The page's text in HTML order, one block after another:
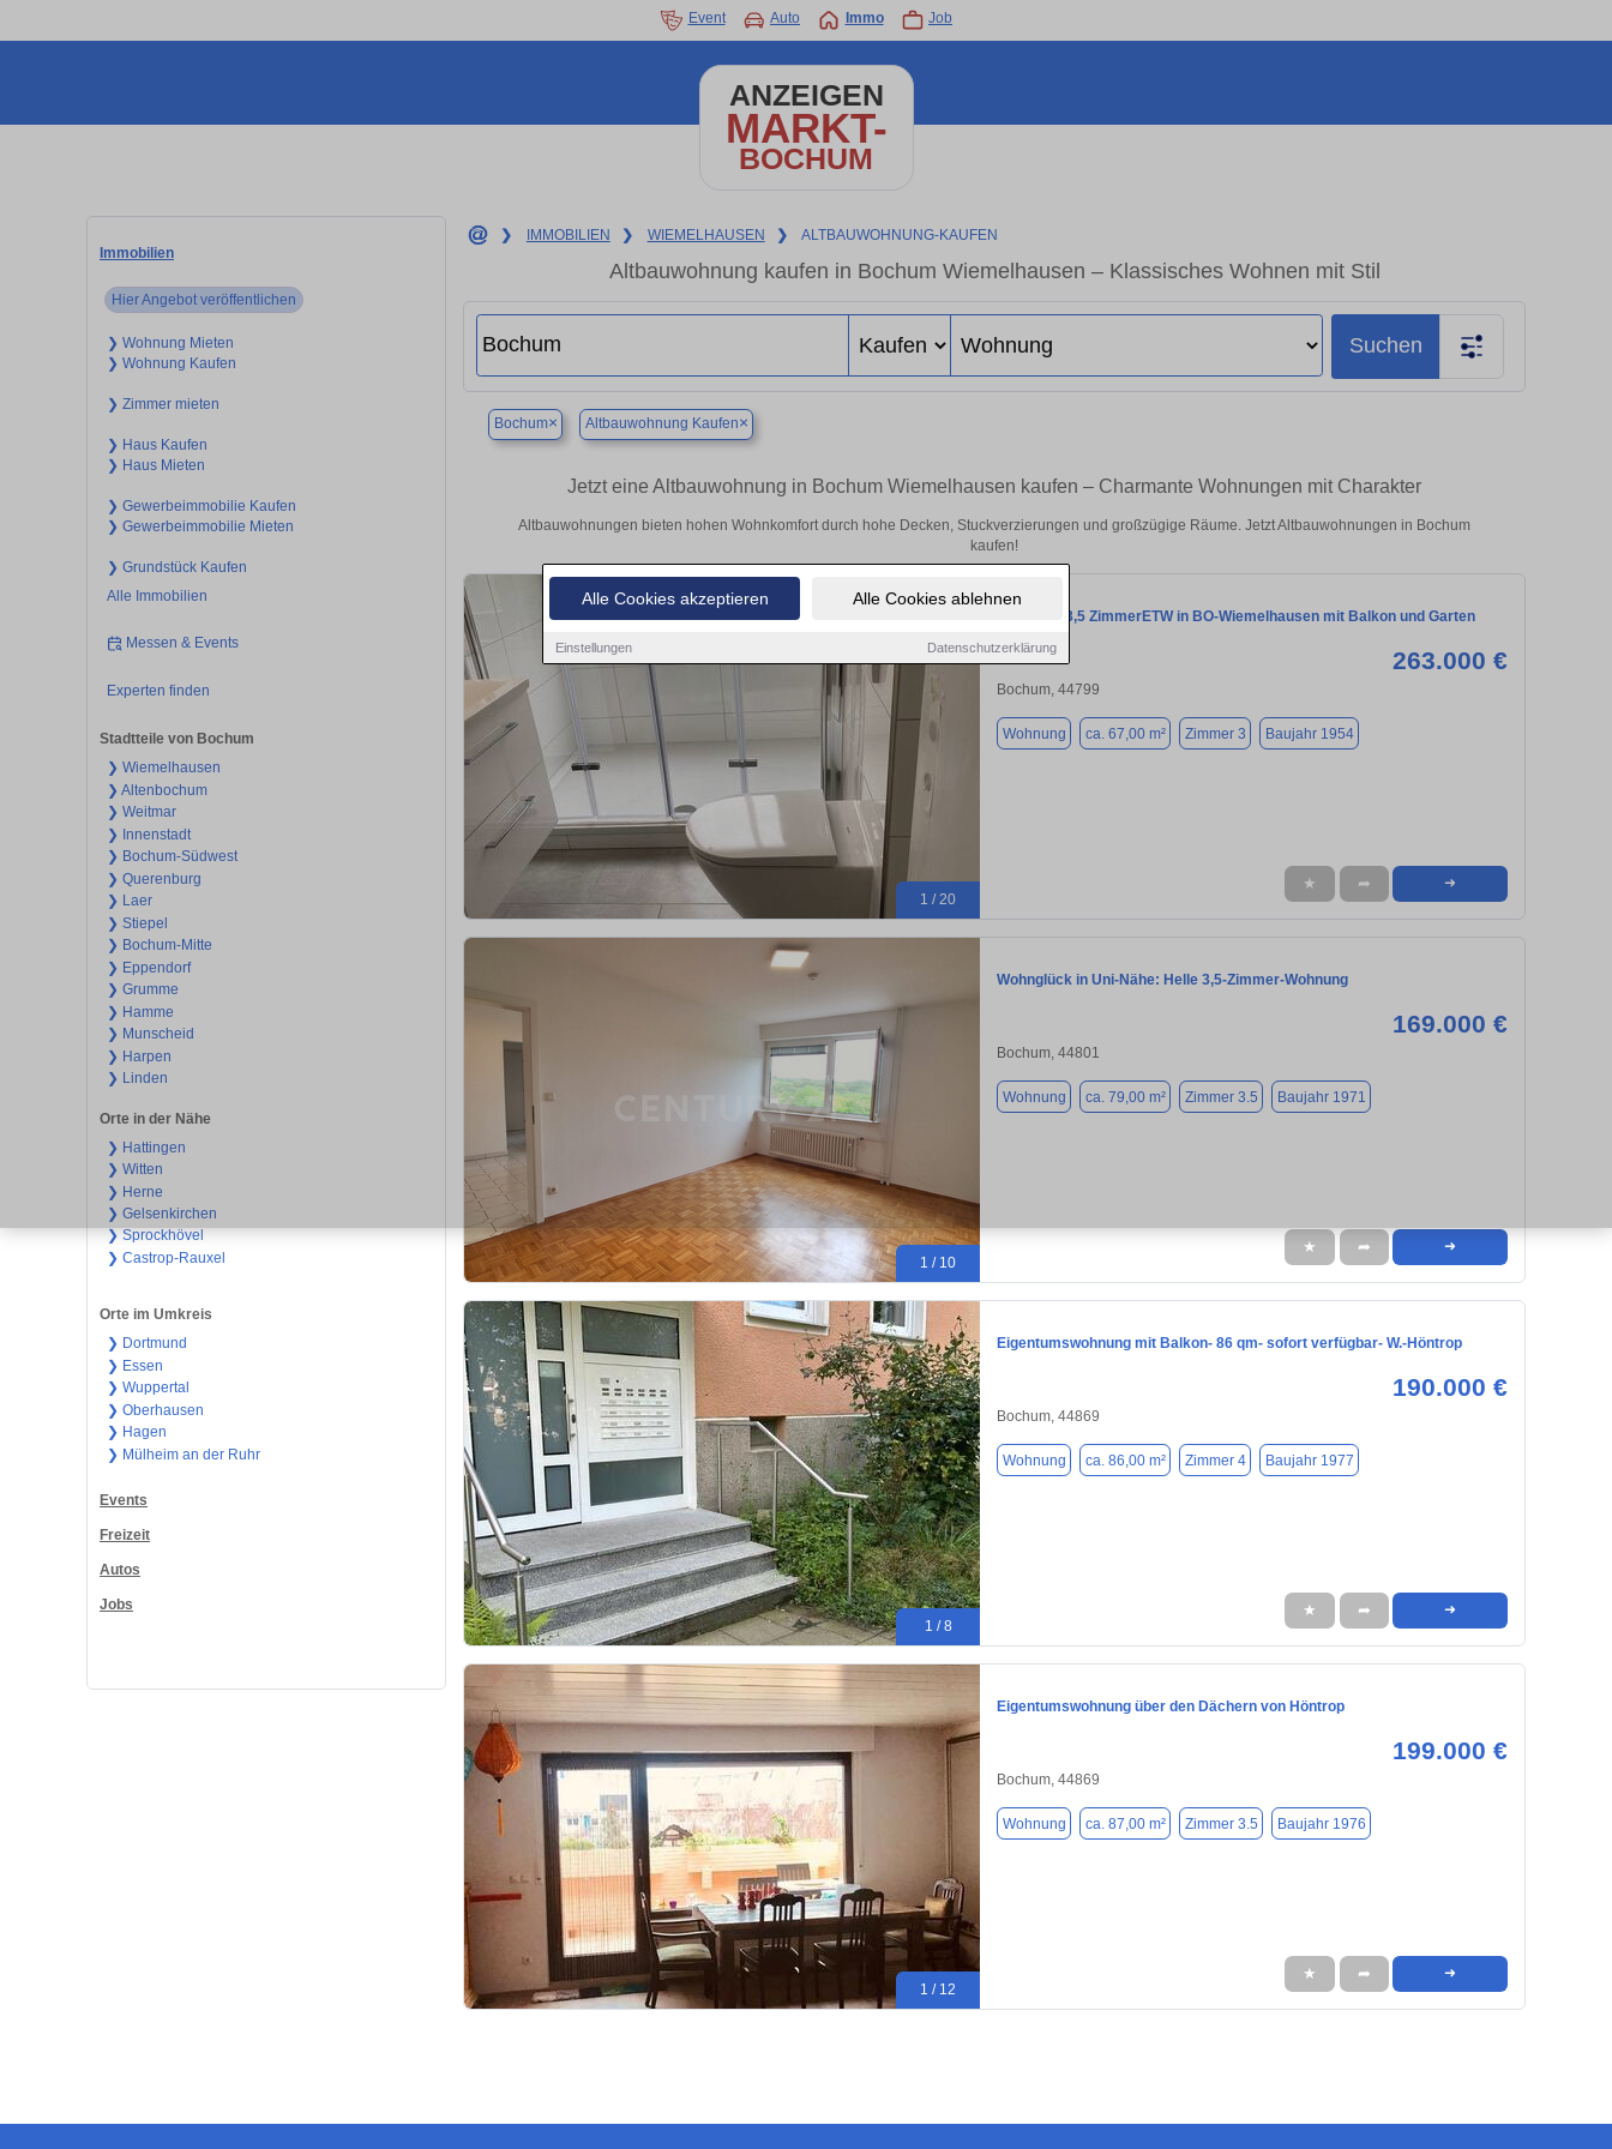
Alle Cookies akzeptieren Alle Cookies ablehnen
Einstellungen Datenschutzerklärung
Event Auto Immo Job
ANZEIGEN
MARKT-
BOCHUM
Immobilien
Hier Angebot veröffentlichen
❯ Wohnung Mieten
❯ Wohnung Kaufen
❯ Zimmer mieten
❯ Haus Kaufen
❯ Haus Mieten
❯ Gewerbeimmobilie Kaufen
❯ Gewerbeimmobilie Mieten
❯ Grundstück Kaufen
Alle Immobilien
Messen & Events
Experten finden
Stadtteile von Bochum
❯ Wiemelhausen
❯ Altenbochum
❯ Weitmar
❯ Innenstadt
❯ Bochum-Südwest
❯ Querenburg
❯ Laer
❯ Stiepel
❯ Bochum-Mitte
❯ Eppendorf
❯ Grumme
❯ Hamme
❯ Munscheid
❯ Harpen
❯ Linden
Orte in der Nähe
❯ Hattingen
❯ Witten
❯ Herne
❯ Gelsenkirchen
❯ Sprockhövel
❯ Castrop-Rauxel
Orte im Umkreis
❯ Dortmund
❯ Essen
❯ Wuppertal
❯ Oberhausen
❯ Hagen
❯ Mülheim an der Ruhr
Events
Freizeit
Autos
Jobs
❯ IMMOBILIEN ❯ WIEMELHAUSEN ❯ ALTBAUWOHNUNG-KAUFEN
Altbauwohnung kaufen in Bochum Wiemelhausen – Klassisches Wohnen mit Stil
Suchen
Bochum× Altbauwohnung Kaufen×
Jetzt eine Altbauwohnung in Bochum Wiemelhausen kaufen – Charmante Wohnungen mit Charakter
Altbauwohnungen bieten hohen Wohnkomfort durch hohe Decken, Stuckverzierungen und großzügige Räume. Jetzt Altbauwohnungen in Bochum
kaufen!
1 / 20
Prov-frei! 3,5 ZimmerETW in BO-Wiemelhausen mit Balkon und Garten
263.000 €
Bochum, 44799
Wohnung ca. 67,00 m² Zimmer 3 Baujahr 1954
★ ➦ ➜
1 / 10
Wohnglück in Uni-Nähe: Helle 3,5-Zimmer-Wohnung
169.000 €
Bochum, 44801
Wohnung ca. 79,00 m² Zimmer 3.5 Baujahr 1971
★ ➦ ➜
1 / 8
Eigentumswohnung mit Balkon- 86 qm- sofort verfügbar- W.-Höntrop
190.000 €
Bochum, 44869
Wohnung ca. 86,00 m² Zimmer 4 Baujahr 1977
★ ➦ ➜
1 / 12
Eigentumswohnung über den Dächern von Höntrop
199.000 €
Bochum, 44869
Wohnung ca. 87,00 m² Zimmer 3.5 Baujahr 1976
★ ➦ ➜